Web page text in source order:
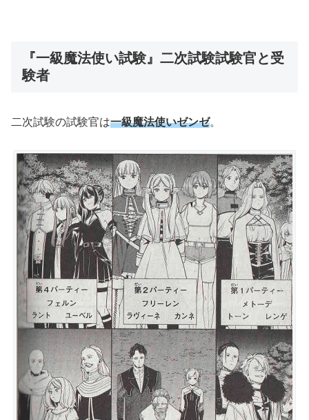
『一級魔法使い試験』二次試験試験官と受
験者
二次試験の試験官は一級魔法使いゼンゼ。